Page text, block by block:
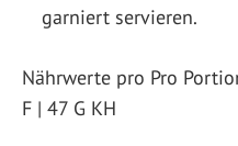
garniert servieren.
Nährwerte pro Pro
F | 47 G KH